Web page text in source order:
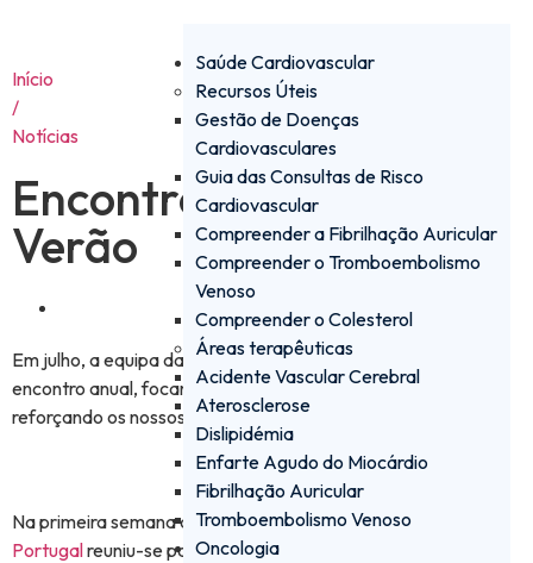
Saúde Cardiovascular
Recursos Úteis
Gestão de Doenças
Cardiovasculares
Guia das Consultas de Risco
Cardiovascular
Compreender a Fibrilhação Auricular
Compreender o Tromboembolismo
Venoso
Compreender o Colesterol
Áreas terapêuticas
Acidente Vascular Cerebral
Aterosclerose
Dislipidémia
Enfarte Agudo do Miocárdio
Fibrilhação Auricular
Tromboembolismo Venoso
Oncologia
Início
/
Notícias
Encontro Anual de
Verão
Julho 28, 2023
Em julho, a equipa da Daiichi Sankyo Portugal reuniu para o
encontro anual, focando na recuperação do Pinhal de Leiria e
reforçando os nossos valores.
Na primeira semana de julho, toda a equipa daDaiichi Sankyo
Portugalreuniu-se para o encontro anual de verão, um